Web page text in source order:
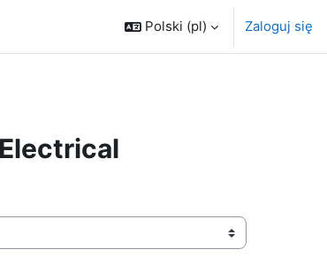
Polski ‎(pl)‎ Zaloguj się